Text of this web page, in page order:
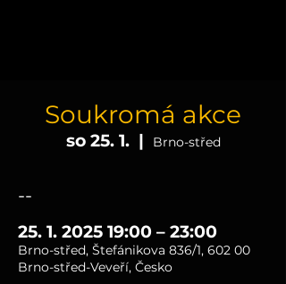
Soukromá akce
so 25. 1.
  |
Brno-střed
--
25. 1. 2025 19:00 – 23:00
Brno-střed, Štefánikova 836/1, 602 00
Brno-střed-Veveří, Česko